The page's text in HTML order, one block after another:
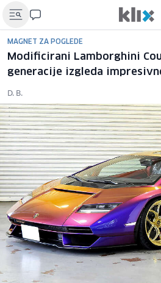
MAGNET ZA POGLEDE
Modificirani Lamborghini
generacije izgleda
D. B.